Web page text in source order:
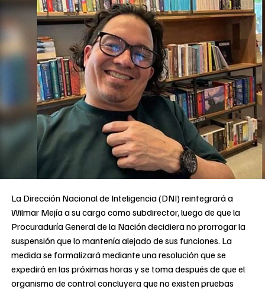
La Dirección Nacional de Inteligencia (DNI) reintegrará a
Wilmar Mejía a su cargo como subdirector, luego de que la
Procuraduría General de la Nación decidiera no prorrogar la
suspensión que lo mantenía alejado de sus funciones. La
medida se formalizará mediante una resolución que se
expedirá en las próximas horas y se toma después de que el
organismo de control concluyera que no existen pruebas